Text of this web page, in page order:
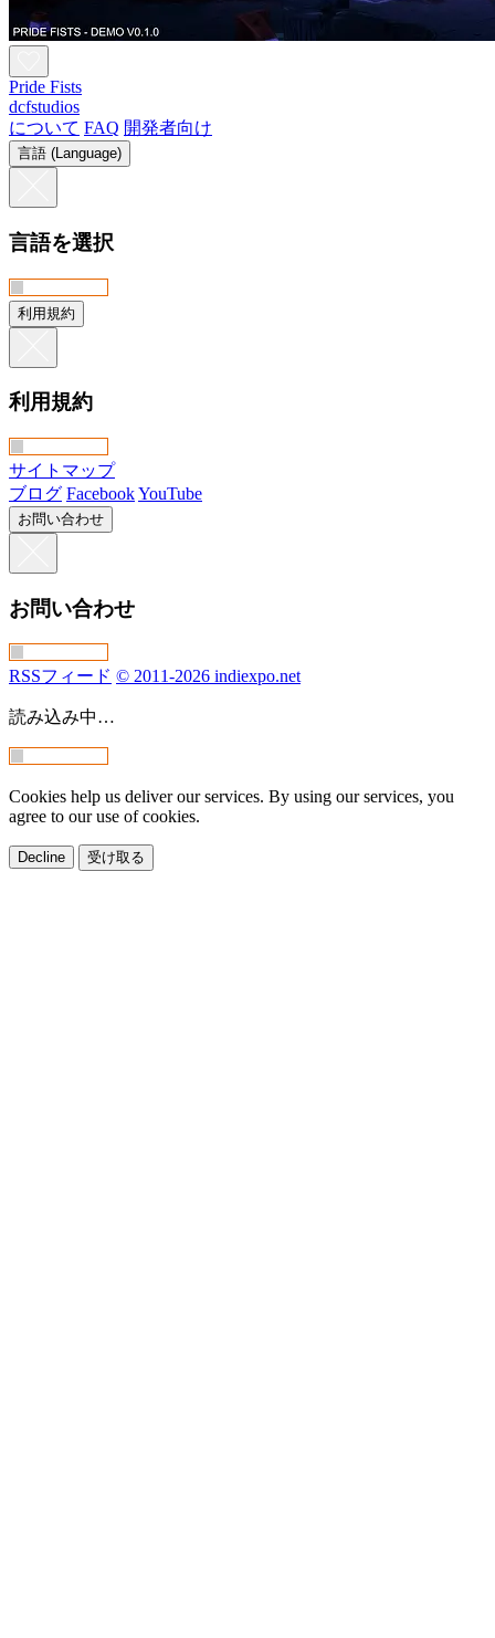
Pride Fists
dcfstudios
について FAQ 開発者向け
言語 (Language)
言語を選択
利用規約
利用規約
サイトマップ
ブログ FacebookYouTube
お問い合わせ
お問い合わせ
RSSフィード © 2011-2026 indiexpo.net
読み込み中…
Cookies help us deliver our services. By using our services, you
agree to our use of cookies.
Decline 受け取る